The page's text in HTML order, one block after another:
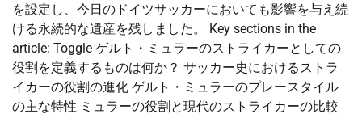
を設定し、今日のドイツサッカーにおいても影響を与え続
ける永続的な遺産を残しました。 Key sections in the
article: Toggle ゲルト・ミュラーのストライカーとしての
役割を定義するものは何か？ サッカー史におけるストラ
イカーの役割の進化 ゲルト・ミュラーのプレースタイル
の主な特性 ミュラーの役割と現代のストライカーの比較